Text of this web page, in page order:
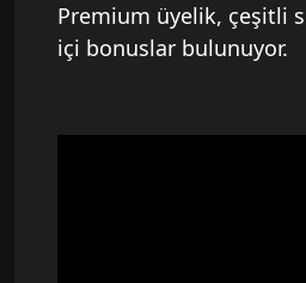
Premium üyelik, çeşitli
içi bonuslar bulunuyor.